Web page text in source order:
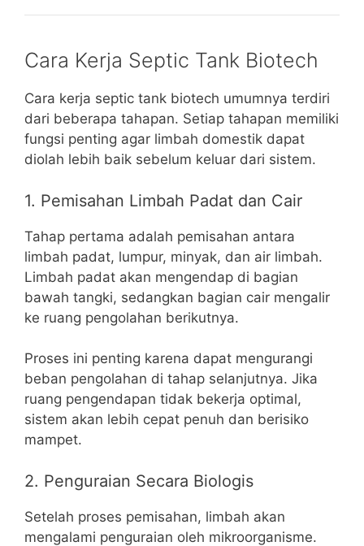
Cara Kerja Septic Tank Biotech
Cara kerja septic tank biotech umumnya terdiri
dari beberapa tahapan. Setiap tahapan memiliki
fungsi penting agar limbah domestik dapat
diolah lebih baik sebelum keluar dari sistem.
1. Pemisahan Limbah Padat dan Cair
Tahap pertama adalah pemisahan antara
limbah padat, lumpur, minyak, dan air limbah.
Limbah padat akan mengendap di bagian
bawah tangki, sedangkan bagian cair mengalir
ke ruang pengolahan berikutnya.
Proses ini penting karena dapat mengurangi
beban pengolahan di tahap selanjutnya. Jika
ruang pengendapan tidak bekerja optimal,
sistem akan lebih cepat penuh dan berisiko
mampet.
2. Penguraian Secara Biologis
Setelah proses pemisahan, limbah akan
mengalami penguraian oleh mikroorganisme.